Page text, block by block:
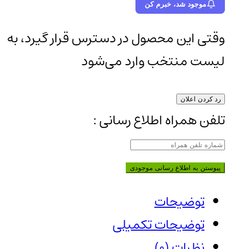
موجود شد، خبرم کن
وقتی این محصول در دسترس قرار گیرد، به
لیست منتخب وارد می‌شود
رد کردن اعلان
تلفن همراه اطلاع رسانی :
پیوستن به اطلاع رسانی موجودی
توضیحات
توضیحات تکمیلی